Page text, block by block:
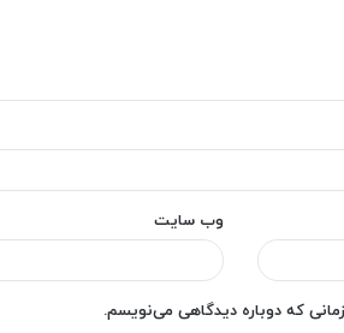
وب‌ سایت
که دوباره دیدگاهی می‌نویسم.